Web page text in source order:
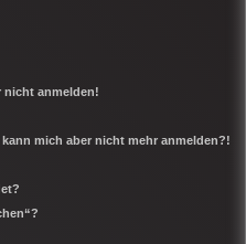
nicht anmelden!
mich aber nicht mehr anmelden?!